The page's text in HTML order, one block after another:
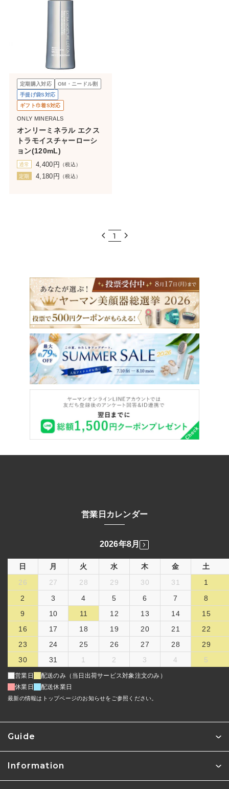
定期購入対応
OM・ニードル割
手提げ袋S対応
ギフト巾着S対応
ONLY MINERALS
オンリーミネラル エクス
トラモイスチャーローシ
ョン(120mL)
通常 4,400 円 （税込）
定期 4,180 円 （税込）
1
Guide
Information
営業日カレンダー
2026年8月
日 月 火 水 木 金
土
26
27 28 29 30 31
1
2
3 4 5 6 7
8
9
10 11 12 13 14
15
16
17 18 19 20 21
22
23
24 25 26 27 28
29
30
31 1 2 3 4 5
営業日
配送のみ（当日出荷サービス対象注文のみ）
休業日
配送休業日
最新の情報はトップページのお知らせをご参照ください。